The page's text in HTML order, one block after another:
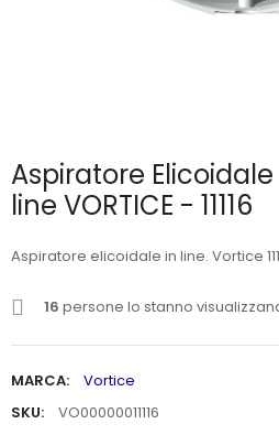
Aspiratore Elicoidale
line VORTICE - 11116
Aspiratore elicoidale in line. Vortice
16 persone lo stanno
MARCA:
Vortice
SKU:
VO00000011116